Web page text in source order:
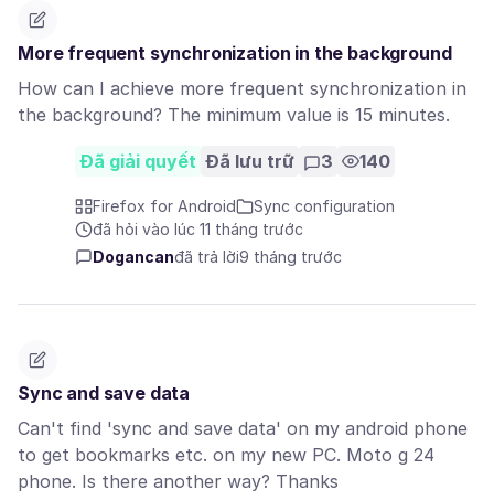
More frequent synchronization in the background
How can I achieve more frequent synchronization in
the background? The minimum value is 15 minutes.
Đã giải quyết Đã lưu trữ 3 140
Firefox for Android
Sync configuration
đã hỏi vào lúc 11 tháng trước
Dogancanđã trả lời9 tháng trước
Sync and save data
Can't find 'sync and save data' on my android phone
to get bookmarks etc. on my new PC. Moto g 24
phone. Is there another way? Thanks